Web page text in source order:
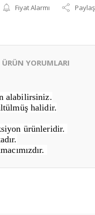
Fiyat Alarmı Paylaş
ÜRÜN YORUMLARI
alabilirsiniz.
halidir.
ürünleridir.